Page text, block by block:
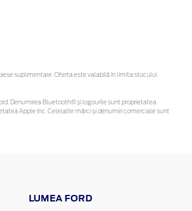
suplimentare. Oferta este valabilă în limita stocului
Denumirea Bluetooth® și logourile sunt proprietatea
Apple Inc. Celelalte mărci și denumiri comerciale sunt
LUMEA FORD